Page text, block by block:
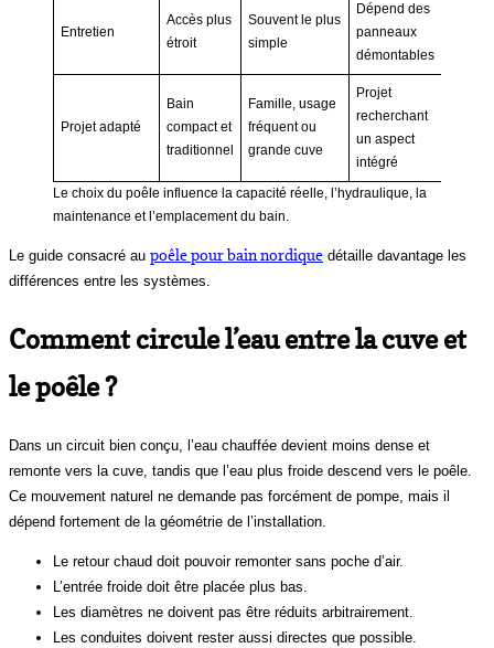
Entretien
Accès plus
étroit
Souvent le plus
simple
Dépend des
panneaux
démontables
Projet adapté
Bain
compact et
traditionnel
Famille, usage
fréquent ou
grande cuve
Projet
recherchant
un aspect
intégré
Le choix du poêle influence la capacité réelle, l’hydraulique, la
maintenance et l’emplacement du bain.
Le guide consacré au poêle pour bain nordique détaille davantage les
différences entre les systèmes.
Comment circule l’eau entre la cuve et
le poêle ?
Dans un circuit bien conçu, l’eau chauffée devient moins dense et
remonte vers la cuve, tandis que l’eau plus froide descend vers le poêle.
Ce mouvement naturel ne demande pas forcément de pompe, mais il
dépend fortement de la géométrie de l’installation.
Le retour chaud doit pouvoir remonter sans poche d’air.
L’entrée froide doit être placée plus bas.
Les diamètres ne doivent pas être réduits arbitrairement.
Les conduites doivent rester aussi directes que possible.